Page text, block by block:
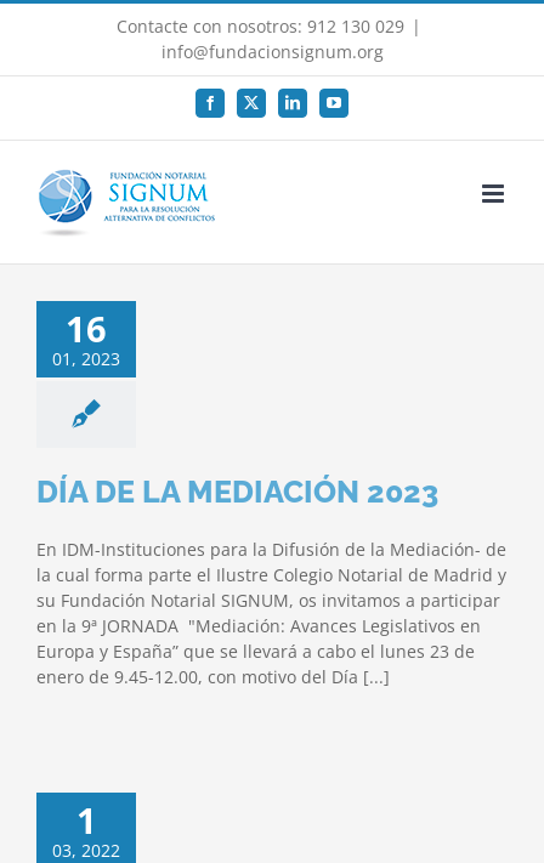
Saltar
Contacte con nosotros: 912 130 029 |
info@fundacionsignum.org
Facebook
X LinkedInYouTube
16
01, 2023
DÍA DE LA MEDIACIÓN 2023
En IDM-Instituciones para la Difusión de la Mediación- de
la cual forma parte el Ilustre Colegio Notarial de Madrid y
su Fundación Notarial SIGNUM, os invitamos a participar
en la 9ª JORNADA "Mediación: Avances Legislativos en
Europa y España” que se llevará a cabo el lunes 23 de
enero de 9.45-12.00, con motivo del Día [...]
1
03, 2022